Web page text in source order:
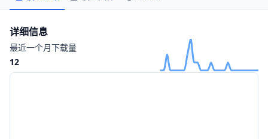
详细信息
最近一个月下载量
12